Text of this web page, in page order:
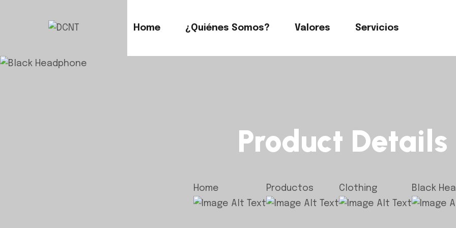
Home ¿Quiénes Somos? Valores Servicios
Product Details
Home Productos Clothing Black